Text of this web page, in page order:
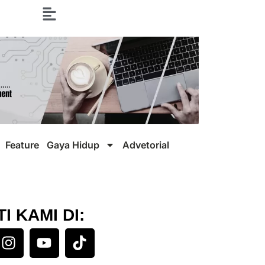
Feature Gaya Hidup Advetorial
KAMI DI: